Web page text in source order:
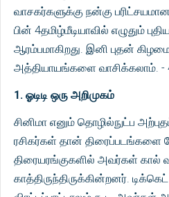
வாசகர்களுக்கு நன்கு
பின் 4தமிழ்மீடியாவில் எழுதும்
ஆரம்பமாகிறது. இனி புதன்
அத்தியாயங்களை வாசிக்கலாம். -
1. ஓடிடி ஒரு அறிமுகம்
சினிமா எனும் தொழில்நுட்ப
ரசிகர்கள் தான் திரைப்படங்களை
திரையரங்குகளில் அவர்கள் கால்
காத்திருந்திருக்கின்றனர்.